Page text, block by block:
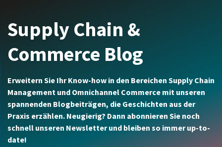
Supply Chain &
Commerce Blog
Erweitern Sie Ihr Know-how in den Bereichen Supply Chain
Management und Omnichannel Commerce mit unseren
spannenden Blogbeiträgen, die Geschichten aus der
Praxis erzählen. Neugierig? Dann abonnieren Sie noch
schnell unseren Newsletter und bleiben so immer up-to-
date!